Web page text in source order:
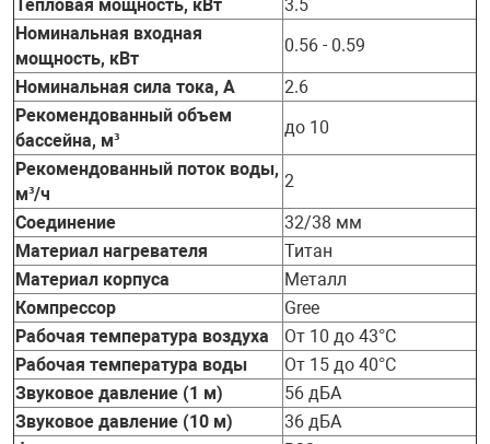
Тепловая мощность, кВт
3.5
Номинальная входная
мощность, кВт
0.56 - 0.59
Номинальная сила тока, А
2.6
Рекомендованный объем
бассейна, м³
до 10
Рекомендованный поток воды,
м³/ч
2
Соединение
32/38 мм
Материал нагревателя
Титан
Материал корпуса
Металл
Компрессор
Gree
Рабочая температура воздуха
От 10 до 43°C
Рабочая температура воды
От 15 до 40°C
Звуковое давление (1 м)
56 дБА
Звуковое давление (10 м)
36 дБА